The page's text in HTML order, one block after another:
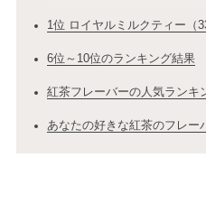
1位 ロイヤルミルクティー（
6位～10位のランキング結果
紅茶フレーバーの人気ランキ
あなたの好きな紅茶のフレー